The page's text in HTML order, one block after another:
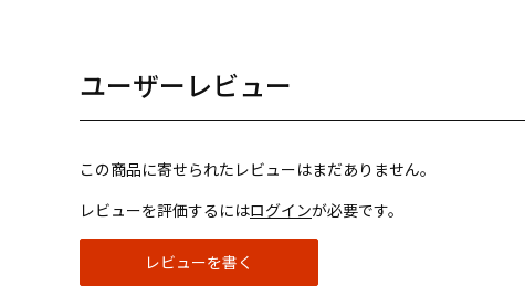
ユーザーレビュー
この商品に寄せられたレビューはまだありません。
レビューを評価するにはログインが必要です。
レビューを書く